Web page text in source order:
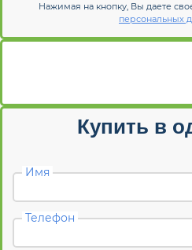
Нажимая на кнопку, Вы даете
персональных
Купить в
Имя
Телефон